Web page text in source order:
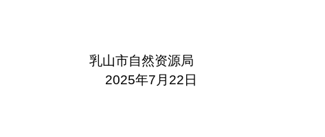
乳山市自然资源局
2025年7 月 22日